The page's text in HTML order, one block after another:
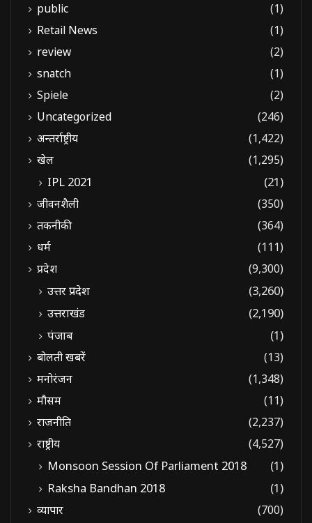
public
(1)
Retail News
(1)
review
(2)
snatch
(1)
Spiele
(2)
Uncategorized
(246)
अन्तर्राष्ट्रीय
(1,422)
खेल
(1,295)
IPL 2021 (21)
जीवनशैली
(350)
तकनीकी
(364)
धर्म
(111)
प्रदेश
(9,300)
उत्तर प्रदेश
(3,260)
उत्तराखंड
(2,190)
पंजाब
(1)
बोलती खबरें
(13)
मनोरंजन
(1,348)
मौसम
(11)
राजनीति
(2,237)
राष्ट्रीय
(4,527)
Monsoon Session Of Parliament 2018
(1)
Raksha Bandhan 2018
(1)
व्यापार
(700)